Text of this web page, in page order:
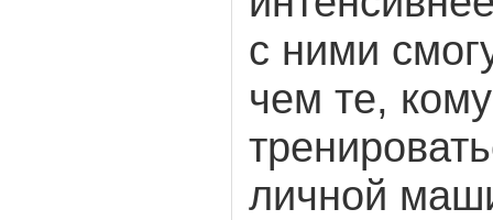
с ними
чем те,
личной